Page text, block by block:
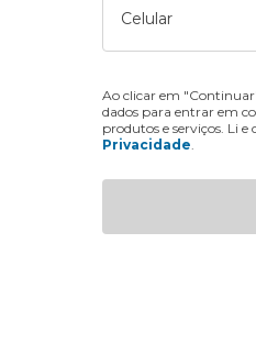
Celular
Ao clicar em
dados para entrar em
produtos e serviços. Li
Privacidade